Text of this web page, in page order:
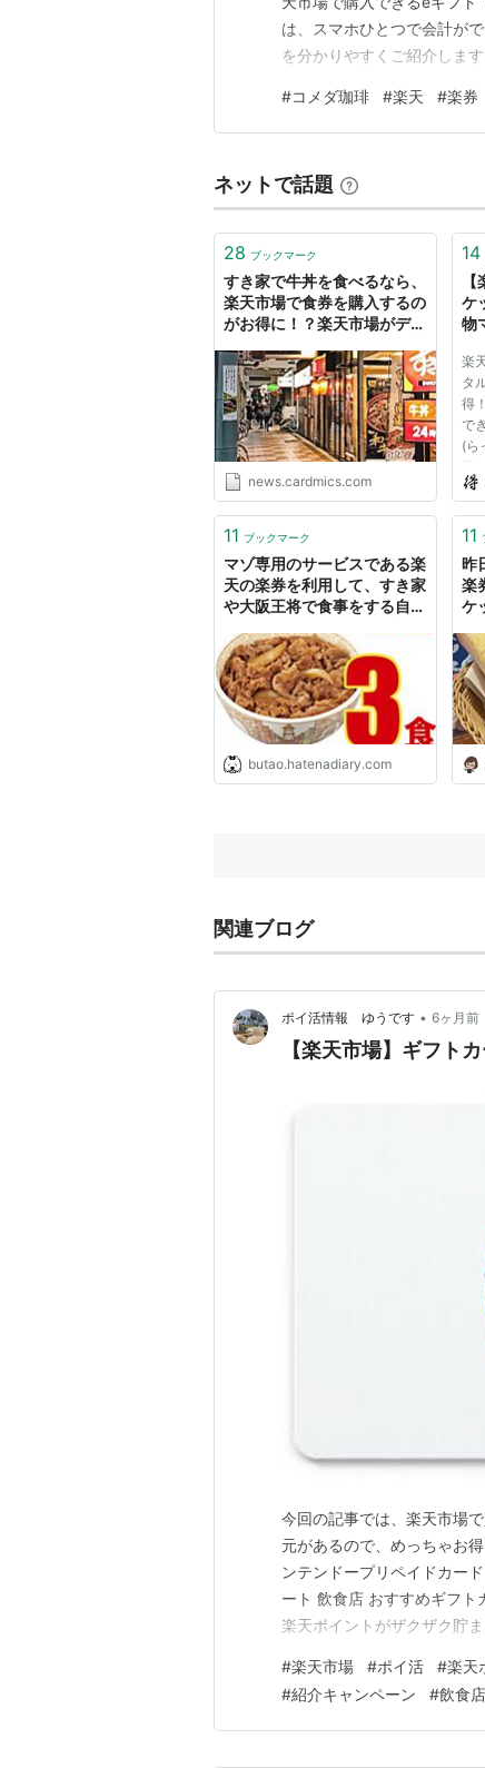
は、スマホひとつで会計が
を分かりやすくご紹介しま
お買い物マラソンの「買い
ダ珈琲のeギフト「楽券」
#コメダ珈琲 #楽天 #楽券
ネットで話題
28 ブックマーク
すき家で牛丼を食べるなら、
楽天市場で食券を購入するの
がお得に！？楽天市場がデジ
（らっけん）』を開始。 - ク
レジットカードの読みもの
news.cardmics.com
14
ケ
物
お
楽
タ
得
で
(ら
日
た
ん
が
11 ブックマーク
マゾ専用のサービスである楽
天の楽券を利用して、すき家
や大阪王将で食事をする自虐
butao.hatenadiary.com
11
昨
楽
ケ
ら
関連ブログ
ポイ活情報 ゆうです • 6ヶ月前
【楽天市場】ギフト
今回の記事では、楽天市場
元があるので、めっちゃお
ンテンドープリペイドカー
ート 飲食店 おすすめギフ
楽天ポイントがザクザク貯
特典１ 新規入会特典 特典２
#楽天市場 #ポイ活 #楽天
#紹介キャンペーン #飲食